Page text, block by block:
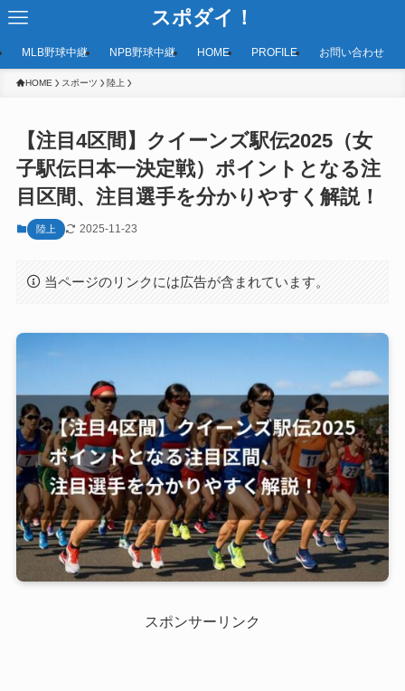
スポダイ！
MLB野球中継 NPB野球中継 HOME PROFILE お問い合わせ
HOME スポーツ 陸上
【注目4区間】クイーンズ駅伝2025（女
子駅伝日本一決定戦）ポイントとなる注
目区間、注目選手を分かりやすく解説！
陸上 2025-11-23
当ページのリンクには広告が含まれています。
スポンサーリンク